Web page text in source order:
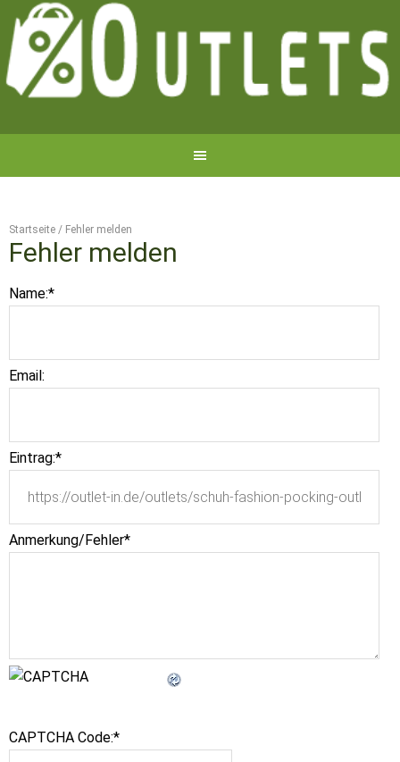
Startseite / Fehler melden
Fehler melden
Name:*
Email:
Eintrag:*
Anmerkung/Fehler*
CAPTCHA Code:*